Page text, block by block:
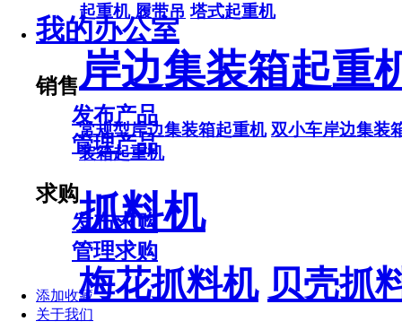
我的办公室
销售
发布产品
管理产品
求购
发布求购
管理求购
添加收藏
关于我们
起重机 履带吊 塔式起重机
岸边集装箱起重
常规型岸边集装箱起重机 双小车岸边集装
装箱起重机
抓料机
梅花抓料机 贝壳抓